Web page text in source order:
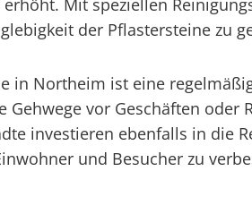
Mit speziellen
der Pflastersteine zu
in Northeim ist eine
Gehwege vor Geschäften
investieren ebenfalls in die
und Besucher zu